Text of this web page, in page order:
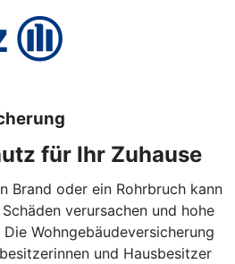
für Ihr Zuhause
Brand oder ein Rohrbruch kann
verursachen und hohe
Wohngebäudeversicherung
und Hausbesitzer